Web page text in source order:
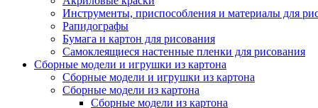
Инструменты, приспособления и материалы для
Рапидографы
Бумага и картон для рисования
Самоклеящиеся настенные пленки для рисования
Сборные модели и игрушки из картона
Сборные модели и игрушки из картона
Сборные модели из картона
Сборные модели из картона